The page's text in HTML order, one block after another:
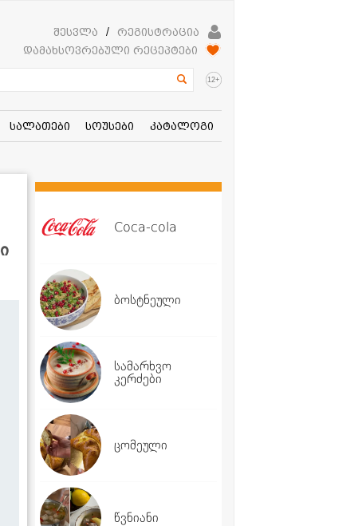
შესვლა /
რეგისტრაცია
დამახსოვრებული რეცეპტები
12+
სალათები სოუსები კატალოგი
Coca-cola
ბოსტნეული
სამარხვო
კერძები
ცომეული
წვნიანი